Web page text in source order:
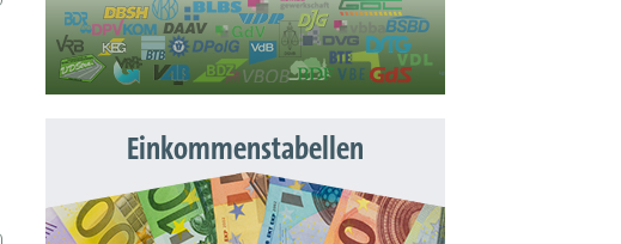
Einkommenstabellen